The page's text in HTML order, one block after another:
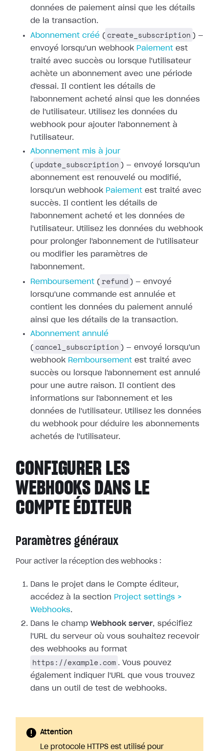
données de paiement ainsi que les détails
de la transaction.
Abonnement créé ( create_subscription ) —
envoyé lorsqu'un webhook Paiement est
traité avec succès ou
lorsque l'utilisateur
achète un abonnement avec une période
d'essai. Il contient les détails de
l'abonnement acheté ainsi que les données
de l'utilisateur. Utilisez les données du
webhook pour ajouter l'abonnement à
l'utilisateur.
Abonnement mis à jour
( update_subscription ) — envoyé lorsqu'un
abonnement est renouvelé ou modifié,
lorsqu'un webhook Paiement est traité avec
succès. Il contient les détails de
l'abonnement acheté et les données de
l'utilisateur. Utilisez les données du webhook
pour prolonger l'abonnement de l'utilisateur
ou modifier les paramètres de
l'abonnement.
Remboursement ( refund ) — envoyé
lorsqu'une commande est annulée et
contient les données du paiement annulé
ainsi que les détails de la transaction.
Abonnement annulé
( cancel_subscription ) — envoyé lorsqu'un
webhook Remboursement est traité avec
succès ou
lorsque l'abonnement est annulé
pour une autre raison. Il contient des
informations sur l'abonnement et les
données de l'utilisateur. Utilisez les données
du webhook pour déduire les abonnements
achetés de l'utilisateur.
CONFIGURER LES
WEBHOOKS DANS LE
COMPTE ÉDITEUR
Paramètres généraux
Pour activer la réception des webhooks :
Dans le projet dans le Compte éditeur,
accédez à la section Project settings >
Webhooks.
Dans le champ Webhook server, spécifiez
l'URL du serveur où vous souhaitez recevoir
des webhooks au format
https://example.com . Vous pouvez
également indiquer l'URL que vous trouvez
dans un outil de test de webhooks.
Attention
Le protocole HTTPS est utilisé pour